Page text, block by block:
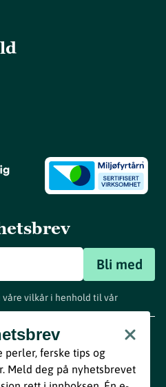
Bli med
våre vilkår i henhold til vår
perler, ferske tips og
Meld deg på nyhetsbrevet